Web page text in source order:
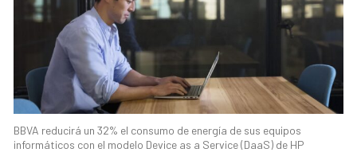
BBVA reducirá un 32% el consumo de energía de sus equipos
informáticos con el modelo Device as a Service (DaaS) de HP